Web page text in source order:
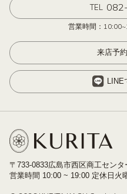
TEL
営業時間：
来店予
LINE
〒733-0833広島市西区商工センタ
営業時間 10:00 ~ 19:00 定休日火